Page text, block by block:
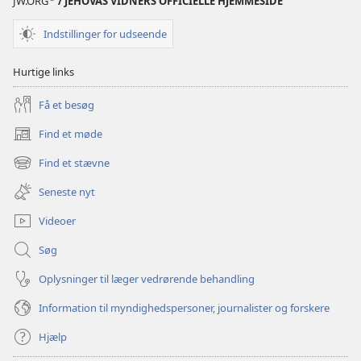
Indstillinger for udseende
Hurtige links
Få et besøg
Find et møde
(åbner
nyt
vindue)
Find et stævne
(åbner
nyt
vindue)
Seneste nyt
Videoer
Søg
Oplysninger til læger vedrørende behandling
Information til myndighedspersoner, journalister og forskere
Hjælp